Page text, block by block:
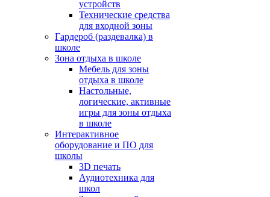
устройств
Технические средства
для входной зоны
Гардероб (раздевалка) в
школе
Зона отдыха в школе
Мебель для зоны
отдыха в школе
Настольные,
логические, активные
игры для зоны отдыха
в школе
Интерактивное
оборудование и ПО для
школы
3D печать
Аудиотехника для
школ